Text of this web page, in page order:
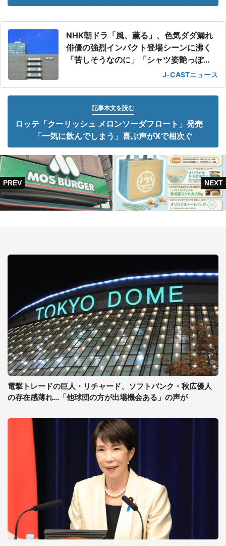
NHK朝ドラ「風、薫る」、色気ダダ漏れ
俳優の強烈インパクト登場シーンに沸く
「苦しそうなのに」「シャツ姿艶っぽ
J-CASTニュース
記事本文を読む
ロッテ「クーリッシュ メロンソーダフロート」発売
「一気に飲んでしまう」喜ぶ声がXで相次ぐ
電撃トレードの巨人・リチャード、ソフトバンク・秋広優人
の存在感薄れ...「他球団の方が出場機会ある」の声が